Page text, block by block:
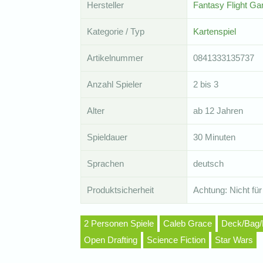
Hersteller Fantasy Flight
Kategorie / Typ Kartenspiel
Artikelnummer 0841333135737
Anzahl Spieler 2 bis 3
Alter ab 12 Jahren
Spieldauer 30 Minuten
Sprachen deutsch
Produktsicherheit Achtung: Nicht
2 Personen Spiele Caleb Grace
Deck/
Open Drafting
Science Fiction Star Wars